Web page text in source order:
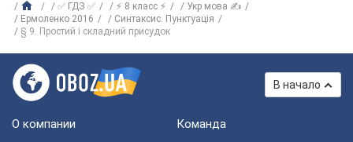
✅ ГДЗ ✅ ⚡ 8 класс ⚡
Укр мова ✍
Ермоленко 2016
Синтаксис. Пунктуація
§ 9. Простий і складний присудок
В начало
О компании Команда